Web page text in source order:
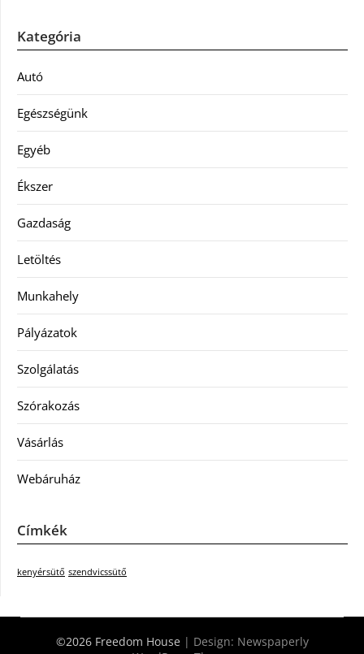
Kategória
Autó
Egészségünk
Egyéb
Ékszer
Gazdaság
Letöltés
Munkahely
Pályázatok
Szolgálatás
Szórakozás
Vásárlás
Webáruház
Címkék
kenyérsütő szendvicssütő
©2026 Freedom House | Design: Newspaperly